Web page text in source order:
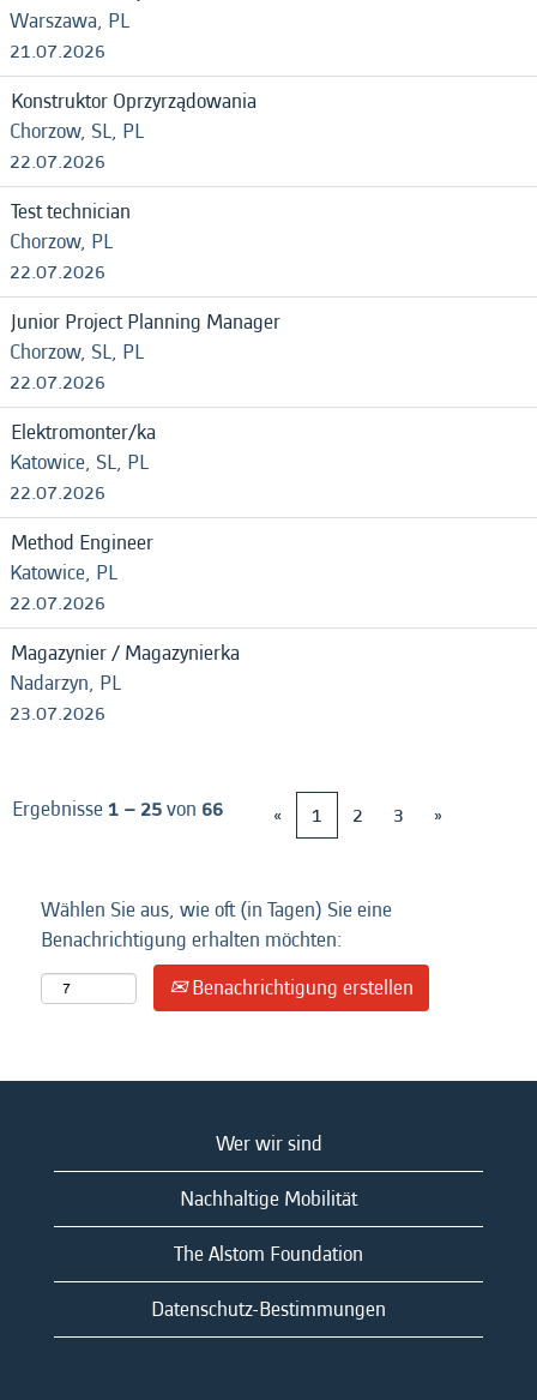
Warszawa, PL
21.07.2026
Konstruktor Oprzyrządowania
Chorzow, SL, PL
22.07.2026
Test technician
Chorzow, PL
22.07.2026
Junior Project Planning Manager
Chorzow, SL, PL
22.07.2026
Elektromonter/ka
Katowice, SL, PL
22.07.2026
Method Engineer
Katowice, PL
22.07.2026
Magazynier / Magazynierka
Nadarzyn, PL
23.07.2026
Ergebnisse1 – 25von 66 « 1 2 3 »
Wählen Sie aus, wie oft (in Tagen) Sie eine
Benachrichtigung erhalten möchten:
Benachrichtigung erstellen
Wer wir sind
Nachhaltige Mobilität
The Alstom Foundation
Datenschutz-Bestimmungen